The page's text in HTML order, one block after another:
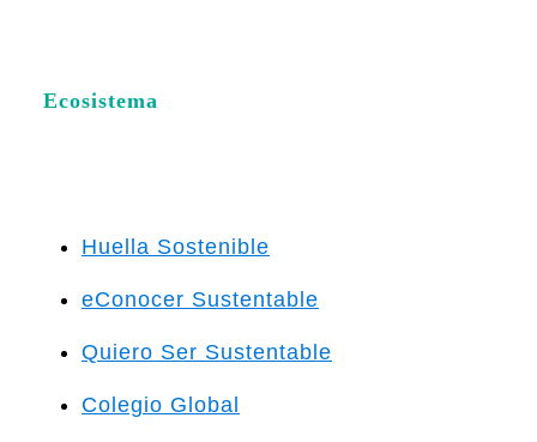
Ecosistema
Huella Sostenible
eConocer Sustentable
Quiero Ser Sustentable
Colegio Global